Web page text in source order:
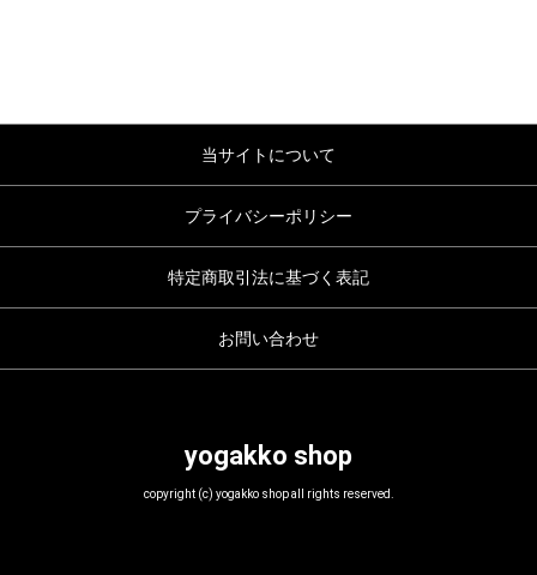
当サイトについて
プライバシーポリシー
特定商取引法に基づく表記
お問い合わせ
yogakko shop
copyright (c) yogakko shop all rights reserved.